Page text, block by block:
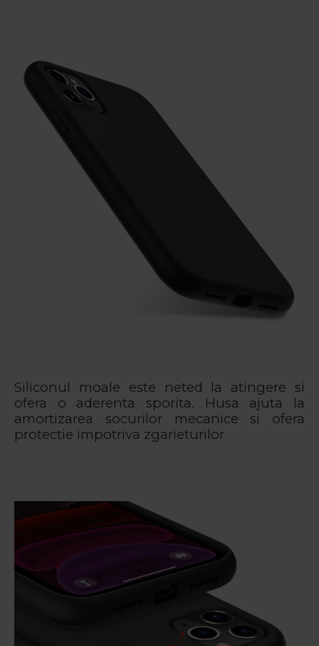
Siliconul moale este neted la atingere si
ofera o aderenta sporita. Husa ajuta la
amortizarea socurilor mecanice si ofera
protectie impotriva zgarieturilor